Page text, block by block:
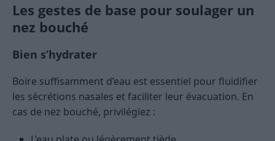
Les gestes de base pour soulager un
nez bouché
Bien s’hydrater
Boire suffisamment d’eau est essentiel pour fluidifier
les sécrétions nasales et faciliter leur évacuation. En
cas de nez bouché, privilégiez :